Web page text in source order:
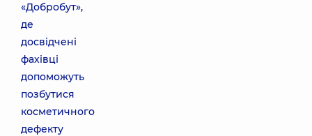
«Добробут»,
де
досвідчені
фахівці
допоможуть
позбутися
косметичного
дефекту